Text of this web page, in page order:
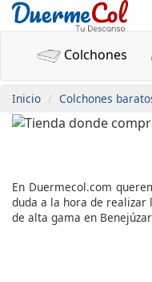
Colchones
Inicio Colchones
En Duermecol.com
duda a la hora de realizar
de alta gama en